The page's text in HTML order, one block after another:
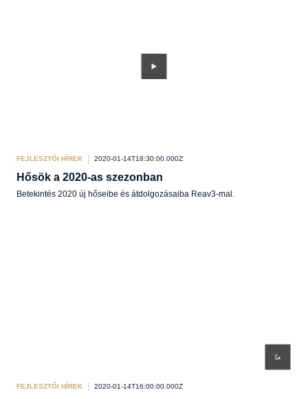
FEJLESZTŐI HÍREK 2020-01-14T18:30:00.000Z
Hősök a 2020-as szezonban
Betekintés 2020 új hőseibe és átdolgozásaiba Reav3-mal.
FEJLESZTŐI HÍREK 2020-01-14T16:00:00.000Z